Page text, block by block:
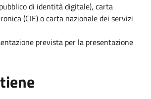
di identità digitale), carta
(CIE) o carta nazionale dei servizi
prevista per la presentazione